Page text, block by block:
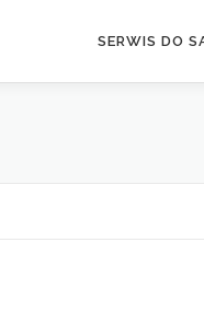
SERWIS DO